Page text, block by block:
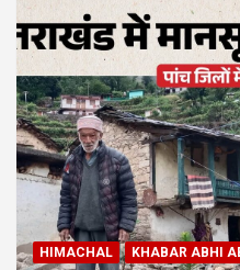
HIMACHAL KHABAR ABHI